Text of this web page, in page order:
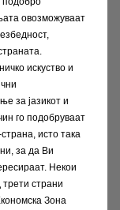
овозможуваат
искуство и
за јазикот и
го подобруваат
исто така
за да Ви
Некои
страни
Зона